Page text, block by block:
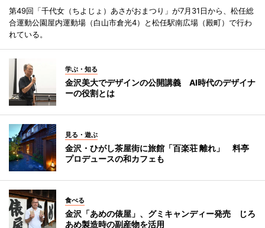
第49回「千代女（ちよじょ）あさがおまつり」が7月31日から、松任総
合運動公園屋内運動場（白山市倉光4）と松任駅南広場（殿町）で行わ
れている。
学ぶ・知る
金沢美大でデザインの公開講義 AI時代のデザイナ
ーの役割とは
見る・遊ぶ
金沢・ひがし茶屋街に旅館「百楽荘 離れ」 料亭
プロデュースの和カフェも
食べる
金沢「あめの俵屋」、グミキャンディー発売 じろ
あめ製造時の副産物を活用